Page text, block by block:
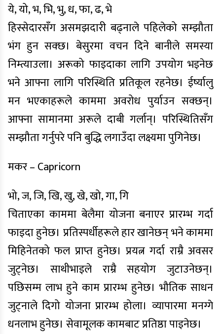
ये, यो, भ, भि, भु, ध, फा, ढ, भे
हिस्सेदारसँग असमझदारी बढ्नाले पहिलेको सम्झौता
भंग हुन सक्छ। बेसुरमा वचन दिने बानीले समस्या
निम्त्याउला। अरूको फाइदाका लागि उपयोग भइनेछ
भने आफ्ना लागि परिस्थिति प्रतिकूल रहनेछ। ईर्ष्यालु
मन भएकाहरूले काममा अवरोध पुर्याउन सक्छन्।
आफ्ना सामानमा अरूले दाबी गर्लान्। परिस्थितिसँग
सम्झौता गर्नुपरे पनि बुद्धि लगाउँदा लक्ष्यमा पुगिनेछ।
मकर – Capricorn
भो, ज, जि, खि, खु, खे, खो, गा, गि
चिताएका काममा बेलैमा योजना बनाएर प्रारम्भ गर्दा
फाइदा हुनेछ। प्रतिस्पर्धीहरूले हार खानेछन् भने काममा
मिहिनेतको फल प्राप्त हुनेछ। प्रयत्न गर्दा राम्रै अवसर
जुट्नेछ। साथीभाइले राम्रै सहयोग जुटाउनेछन्।
पछिसम्म लाभ हुने काम प्रारम्भ हुनेछ। भौतिक साधन
जुट्नाले दिगो योजना प्रारम्भ होला। व्यापारमा मनग्गे
धनलाभ हुनेछ। सेवामूलक कामबाट प्रतिष्ठा पाइनेछ।